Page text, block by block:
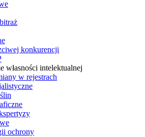
konkurencji
własności intelektualnej
w rejestrach
ochrony